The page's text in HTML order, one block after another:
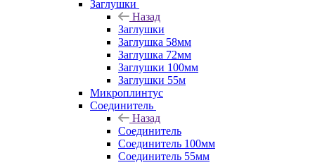
Заглушки
Назад
Заглушки
Заглушка 58мм
Заглушка 72мм
Заглушки 100мм
Заглушки 55м
Микроплинтус
Соединитель
Назад
Соединитель
Соединитель 100мм
Соединитель 55мм